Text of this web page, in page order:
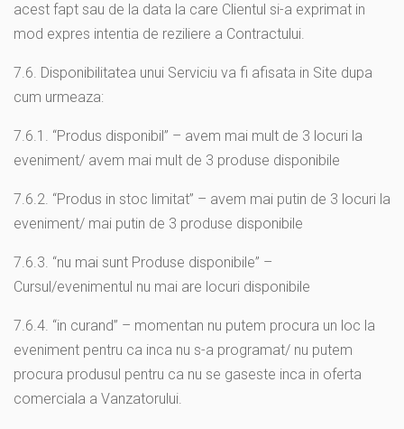
acest fapt sau de la data la care Clientul si-a exprimat in
mod expres intentia de reziliere a Contractului.
7.6. Disponibilitatea unui Serviciu va fi afisata in Site dupa
cum urmeaza:
7.6.1. “Produs disponibil” – avem mai mult de 3 locuri la
eveniment/ avem mai mult de 3 produse disponibile
7.6.2. “Produs in stoc limitat” – avem mai putin de 3 locuri la
eveniment/ mai putin de 3 produse disponibile
7.6.3. “nu mai sunt Produse disponibile” –
Cursul/evenimentul nu mai are locuri disponibile
7.6.4. “in curand” – momentan nu putem procura un loc la
eveniment pentru ca inca nu s-a programat/ nu putem
procura produsul pentru ca nu se gaseste inca in oferta
comerciala a Vanzatorului.